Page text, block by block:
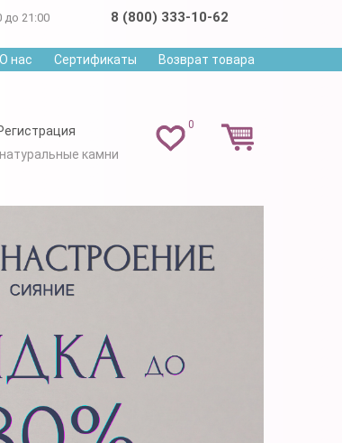
до 21:00 8 (800) 333-10-62
О нас Сертификаты Возврат товара
0
камни